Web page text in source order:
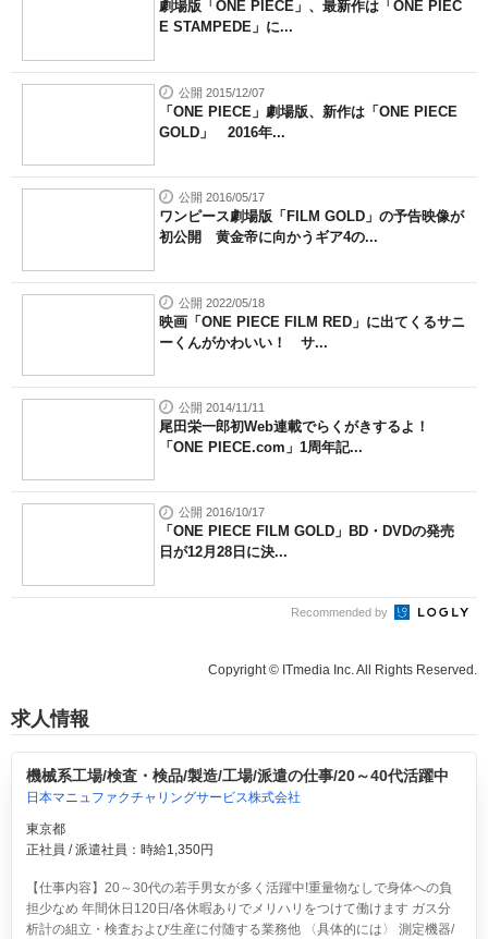
劇場版「ONE PIECE」、最新作は「ONE PIEC
E STAMPEDE」に...
公開 2015/12/07
「ONE PIECE」劇場版、新作は「ONE PIECE
GOLD」 2016年...
公開 2016/05/17
ワンピース劇場版「FILM GOLD」の予告映像が
初公開 黄金帝に向かうギア4の...
公開 2022/05/18
映画「ONE PIECE FILM RED」に出てくるサニ
ーくんがかわいい！ サ...
公開 2014/11/11
尾田栄一郎初Web連載でらくがきするよ！
「ONE PIECE.com」1周年記...
公開 2016/10/17
「ONE PIECE FILM GOLD」BD・DVDの発売
日が12月28日に決...
Recommended by
Copyright © ITmedia Inc. All Rights Reserved.
求人情報
機械系工場/検査・検品/製造/工場/派遣の仕事/20～40代活躍中
日本マニュファクチャリングサービス株式会社
東京都
正社員 / 派遣社員：時給1,350円
【仕事内容】20～30代の若手男女が多く活躍中!重量物なしで身体への負
担少なめ 年間休日120日/各休暇ありでメリハリをつけて働けます ガス分
析計の組立・検査および生産に付随する業務他 〈具体的には〉 測定機器/